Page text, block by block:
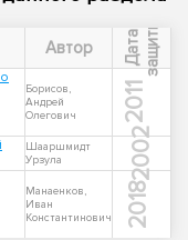
Автор Д
а
т
а
з
а
щ
и
т ы
Борисов,
Андрей
Олегович
2011
Шааршмидт
Урзула
2002
Манаенков,
Иван
Константинович
2018